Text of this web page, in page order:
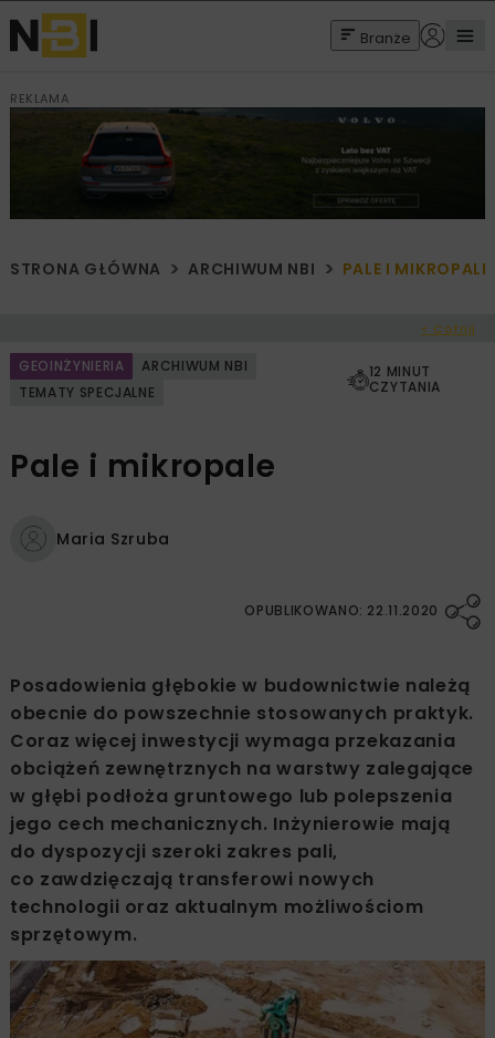
Branże
REKLAMA
STRONA GŁÓWNA ARCHIWUM NBI PALE I MIKROPALE
< Cofnij
GEOINŻYNIERIA
ARCHIWUM NBI
TEMATY SPECJALNE
12 MINUT
CZYTANIA
Pale i mikropale
Maria Szruba
OPUBLIKOWANO: 22.11.2020
Posadowienia głębokie w budownictwie należą
obecnie do powszechnie stosowanych praktyk.
Coraz więcej inwestycji wymaga przekazania
obciążeń zewnętrznych na warstwy zalegające
w głębi podłoża gruntowego lub polepszenia
jego cech mechanicznych. Inżynierowie mają
do dyspozycji szeroki zakres pali,
co zawdzięczają transferowi nowych
technologii oraz aktualnym możliwościom
sprzętowym.